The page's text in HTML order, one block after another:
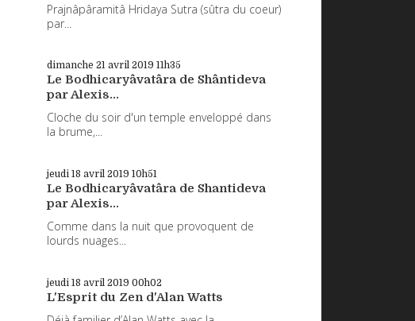
Prajnâpâramitâ Hridaya Sutra (sûtra du coeur)
par...
dimanche 21 avril 2019 11h35
Le Bodhicaryâvatâra de Shântideva
par Alexis...
Cloche du soir d'un temple enveloppé dans
la brume,...
jeudi 18 avril 2019 10h51
Le Bodhicaryâvatâra de Shantideva
par Alexis...
Comme dans la nuit que provoquent de
lourds nuages...
jeudi 18 avril 2019 00h02
L'Esprit du Zen d'Alan Watts